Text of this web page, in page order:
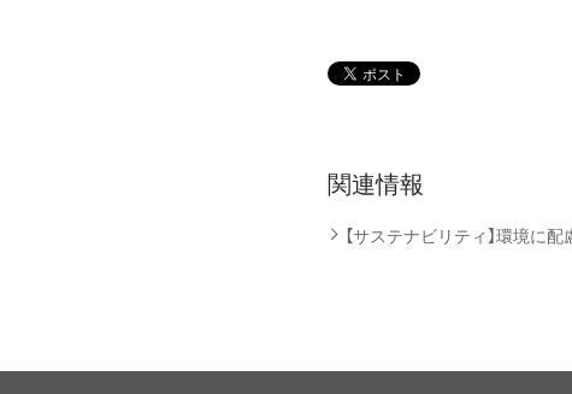
関連情報
【サステナビリティ】環境に